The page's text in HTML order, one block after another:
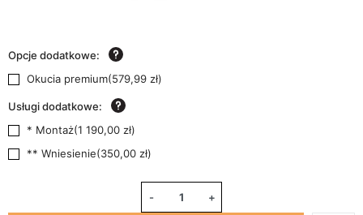
Opcje dodatkowe:
Okucia premium(579,99 zł)
Usługi dodatkowe:
* Montaż(1 190,00 zł)
** Wniesienie(350,00 zł)
- +